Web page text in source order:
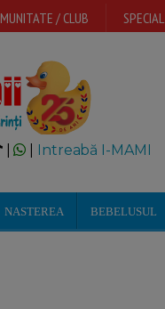
/ CLUB SPECIAL
| Intreabă I-MAMI
NASTEREA BEBELUSUL